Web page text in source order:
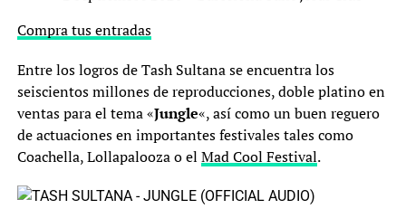
Compra tus entradas
Entre los logros de Tash Sultana se encuentra los
seiscientos millones de reproducciones, doble platino en
ventas para el tema «Jungle«, así como un buen reguero
de actuaciones en importantes festivales tales como
Coachella, Lollapalooza o el Mad Cool Festival.